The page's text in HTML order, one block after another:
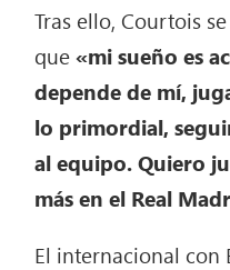
Tras ello, Courtois
que«mi sueño es
depende de mí,
lo primordial,
al equipo. Quiero
más en el Real
El internacional con